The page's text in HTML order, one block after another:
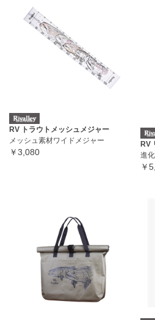
RV トラウトメッシュメジャー
メッシュ素材ワイドメジャー
￥3,080
RV
進
￥